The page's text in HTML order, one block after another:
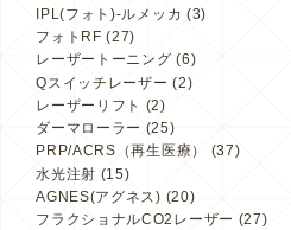
IPL(フォト)-ルメッカ (3)
フォトRF (27)
レーザートーニング (6)
Qスイッチレーザー (2)
レーザーリフト (2)
ダーマローラー (25)
PRP/ACRS（再生医療）
(37)
水光注射 (15)
AGNES(アグネス) (20)
フラクショナルCO2レーザー (27)